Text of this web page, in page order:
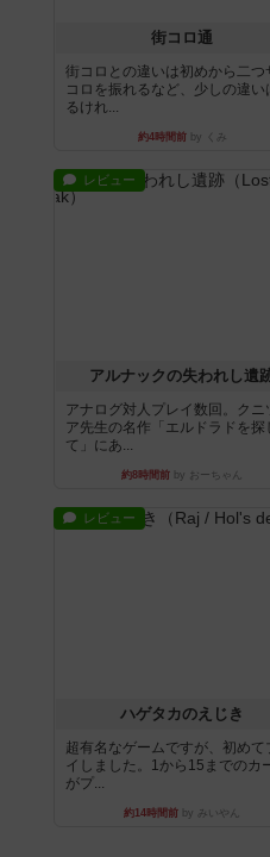
街コロ通
街コロとの違いは初めから二つ
コロを振れるなど、少しの違い
るけれ...
約4時間前by くみ
レビュー
アルナックの失われし遺
アナログ対人プレイ数回。クニ
ア先生の名作「エルドラドを探
て」にあ...
約8時間前 by おーちゃん
レビュー
ハゲタカのえじき
超有名なゲームですが、初めて
イしました。1から15までのカ
がプ...
約14時間前 by みいやん